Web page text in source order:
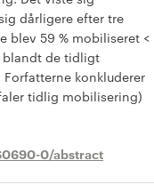
dårligere efter tre
blev 59 % mobiliseret <
blandt de tidligt
konkluderer
tidlig mobilisering)
0/abstract